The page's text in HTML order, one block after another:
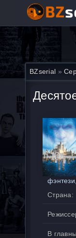
BZserial »
Страна:
В